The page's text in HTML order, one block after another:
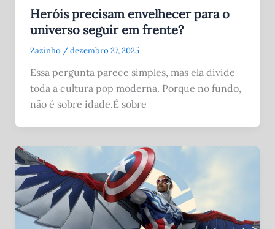
Heróis precisam envelhecer para o
universo seguir em frente?
Zazinho /dezembro 27, 2025
Essa pergunta parece simples, mas ela divide
toda a cultura pop moderna. Porque no fundo,
não é sobre idade.É sobre